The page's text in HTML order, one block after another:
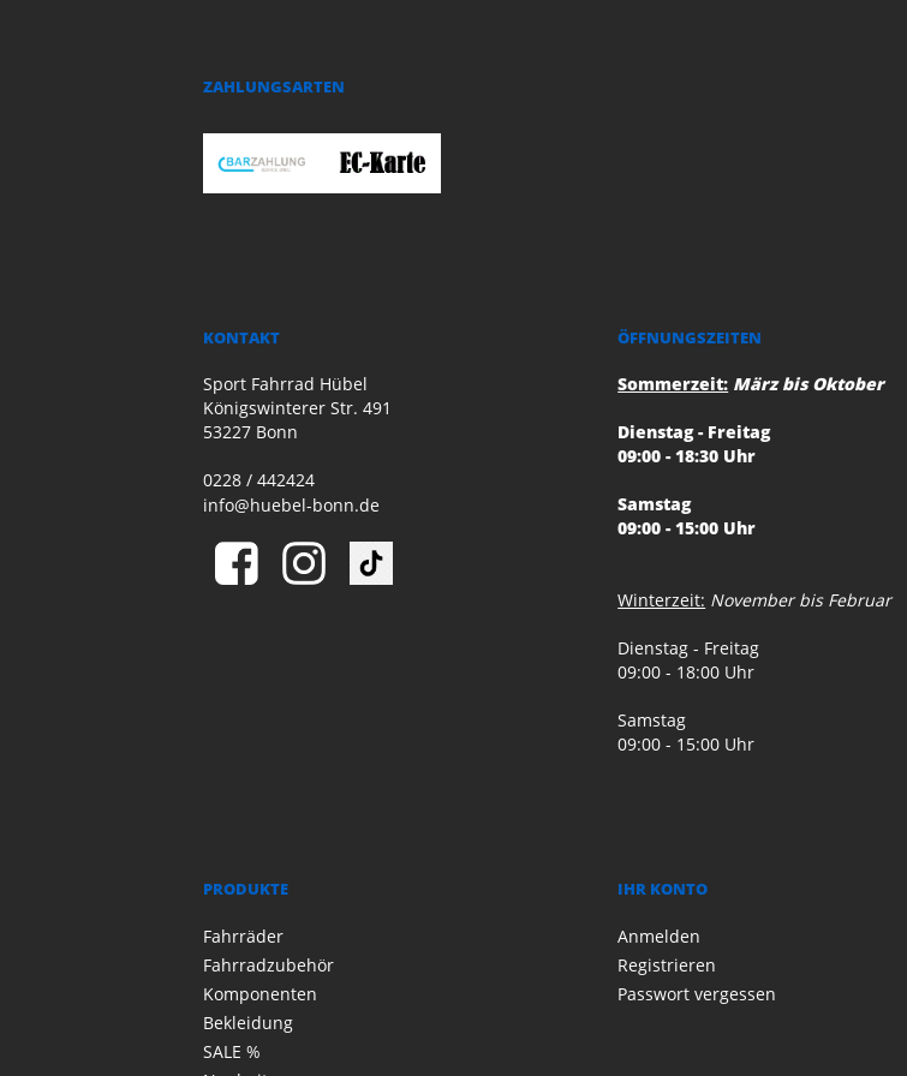
ZAHLUNGSARTEN
KONTAKT
Sport Fahrrad Hübel
Königswinterer Str. 491
53227 Bonn
0228 / 442424
info@huebel-bonn.de
ÖFFNUNGSZEITEN
Sommerzeit: März bis Oktober
Dienstag - Freitag
09:00 - 18:30 Uhr
Samstag
09:00 - 15:00 Uhr
Winterzeit: November bis Februar
Dienstag - Freitag
09:00 - 18:00 Uhr
Samstag
09:00 - 15:00 Uhr
PRODUKTE
Fahrräder
Fahrradzubehör
Komponenten
Bekleidung
SALE %
IHR KONTO
Anmelden
Registrieren
Passwort vergessen